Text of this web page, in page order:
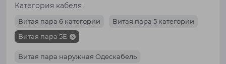
Категория кабеля
Витая пара 6 категории
Витая пара 5 категории
Витая пара 5Е
Витая пара наружная Одескабель